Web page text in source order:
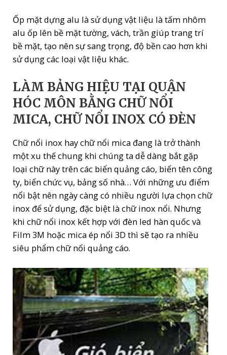
Ốp mặt dựng alu là sử dụng vật liệu là tấm nhôm
alu ốp lên bề mặt tường, vách, trần giúp trang trí
bề mặt, tạo nên sự sang trọng, độ bền cao hơn khi
sử dụng các loại vật liệu khác.
LÀM BẢNG HIỆU TẠI QUẬN
HÓC MÔN BẰNG CHỮ NỔI
MICA, CHỮ NỔI INOX CÓ ĐÈN
Chữ nổi inox hay chữ nổi mica đang là trở thành
một xu thế chung khi chúng ta dễ dàng bắt gặp
loại chữ này trên các biển quảng cáo, biển tên công
ty, biển chức vụ, bảng số nhà… Với những ưu điểm
nổi bật nên ngày càng có nhiều người lựa chọn chữ
inox để sử dụng, đặc biệt là chữ inox nổi. Nhưng
khi chữ nổi inox kết hợp với đèn led hàn quốc và
Film 3M hoặc mica ép nổi 3D thì sẽ tạo ra nhiều
siêu phẩm chữ nổi quảng cáo.